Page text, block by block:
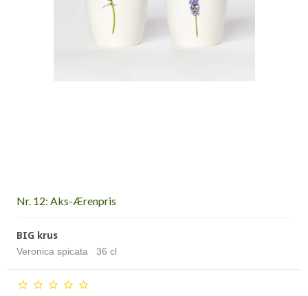
Nr. 12: Aks-Ærenpris
BIG krus
Veronica spicata 36 cl